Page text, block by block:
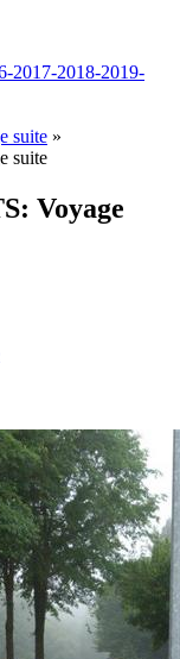
2017-2018-2019-
suite »
suite
Voyage